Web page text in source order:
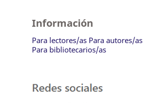
Información
Para lectores/as Para autores/as
Para bibliotecarios/as